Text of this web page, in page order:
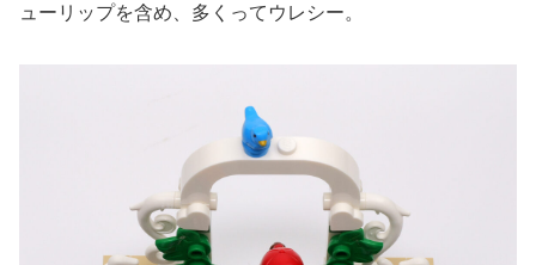
ューリップを含め、多くってウレシー。